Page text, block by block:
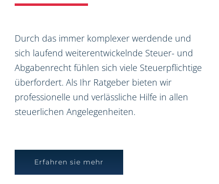
Durch das immer komplexer werdende und
sich laufend weiterentwickelnde Steuer- und
Abgabenrecht fühlen sich viele Steuerpflichtige
überfordert. Als Ihr Ratgeber bieten wir
professionelle und verlässliche Hilfe in allen
steuerlichen Angelegenheiten.
Erfahren sie mehr